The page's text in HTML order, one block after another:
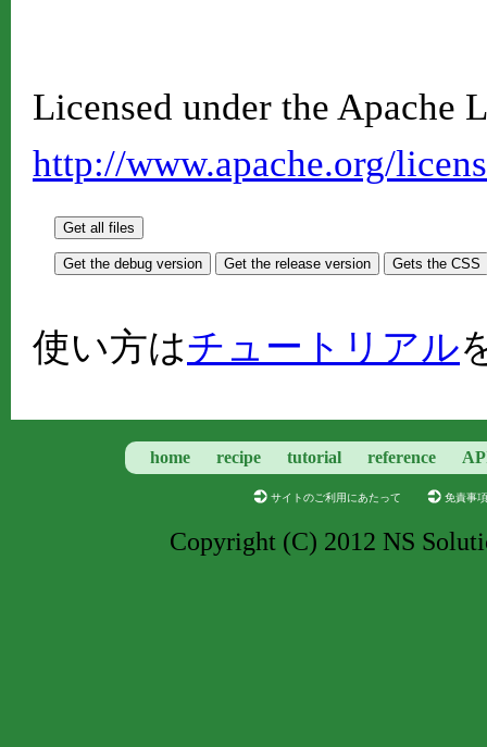
Licensed under the Apache
http://www.apache.org/
使い方はチュートリアル
home recipe tutorial reference
サイトのご利用にあたって 免責事項
Copyright (C) 2012 NS